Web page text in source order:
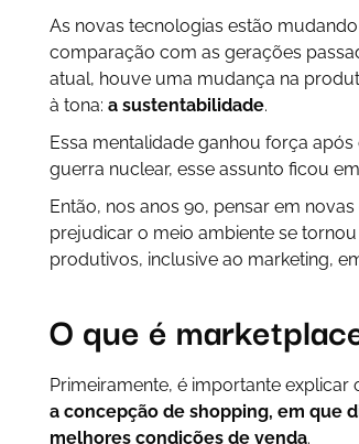
As novas tecnologias estão
comparação com as gerações
atual, houve uma mudança na
à tona: a sustentabilidade.
Essa mentalidade ganhou força
guerra nuclear, esse assunto ficou
Então, nos anos 90, pensar em
prejudicar o meio ambiente se
produtivos, inclusive ao marketing,
O que é
Primeiramente, é importante explicar
a concepção de shopping, em que
melhores condições de venda.